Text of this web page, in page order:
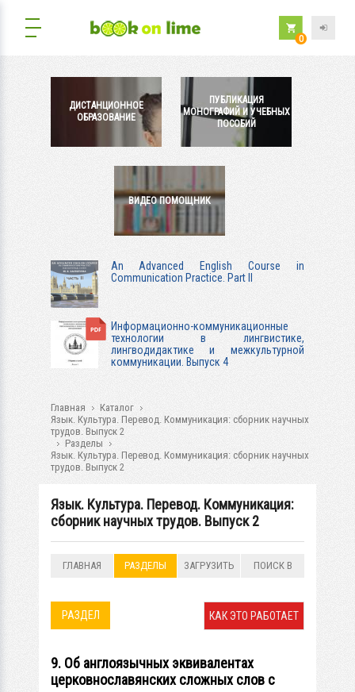
0
ДИСТАНЦИОННОЕ
ОБРАЗОВАНИЕ
ПУБЛИКАЦИЯ
МОНОГРАФИЙ И УЧЕБНЫХ
ПОСОБИЙ
ВИДЕО ПОМОЩНИК
An Advanced English Course in
Communication Practice. Part II
Информационно-коммуникационные
технологии в лингвистике,
лингводидактике и межкультурной
коммуникации. Выпуск 4
Главная
Каталог
Язык. Культура. Перевод. Коммуникация: сборник научных
трудов. Выпуск 2
Разделы
Язык. Культура. Перевод. Коммуникация: сборник научных
трудов. Выпуск 2
Язык. Культура. Перевод. Коммуникация:
сборник научных трудов. Выпуск 2
ГЛАВНАЯ РАЗДЕЛЫ ЗАГРУЗИТЬ
ПОИСК В
РАЗДЕЛ КАК ЭТО РАБОТАЕТ
9. Об англоязычных эквивалентах
церковнославянских сложных слов с